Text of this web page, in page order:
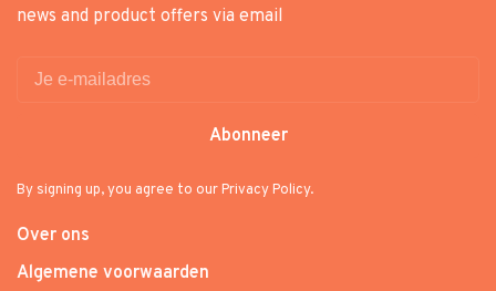
news and product offers via email
Abonneer
By signing up, you agree to our Privacy Policy.
Over ons
Algemene voorwaarden